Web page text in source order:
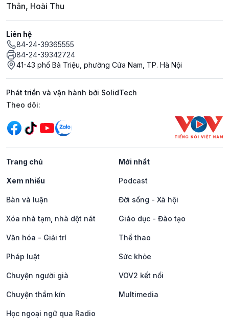
Thân, Hoài Thu
Liên hệ
84-24-39365555
84-24-39342724
41-43 phố Bà Triệu, phường Cửa Nam, TP. Hà Nội
Phát triển và vận hành bởi SolidTech
Mạng xã hội
Theo dõi:
Trang chủ Mới nhất
Xem nhiều Podcast
Bàn và luận Đời sống - Xã hội
Xóa nhà tạm, nhà dột nát Giáo dục - Đào tạo
Văn hóa - Giải trí Thể thao
Pháp luật Sức khỏe
Chuyện người già VOV2 kết nối
Chuyện thầm kín Multimedia
Học ngoại ngữ qua Radio